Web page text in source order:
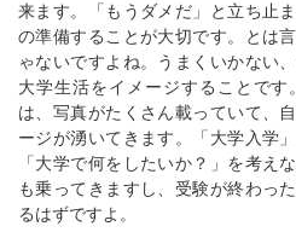
来ます。「もうダメだ」と立ち止
の準備することが大切です。とは
ゃないですよね。うまくいかない
大学生活をイメージすることで
は、写真がたくさん載っていて、
ージが湧いてきます。「大学入学
「大学で何をしたいか？」を考え
も乗ってきますし、受験が終わっ
るはずですよ。